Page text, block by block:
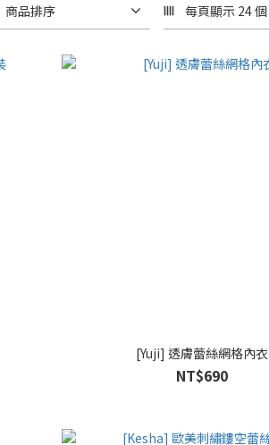
商品排序 每頁顯示 24 個
[Yuji] 透膚蕾絲網格內衣
NT$690